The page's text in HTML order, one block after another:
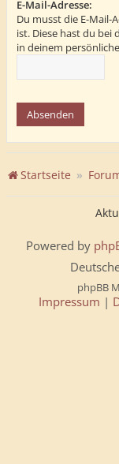
E-Mail-Adresse:
Du musst die E-Mail-
ist. Diese hast du bei
in deinem
Startseite
Powered by
phpBB
Impressum |